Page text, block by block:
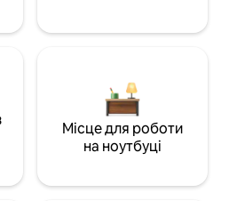
Місце для роботи
на ноутбуці